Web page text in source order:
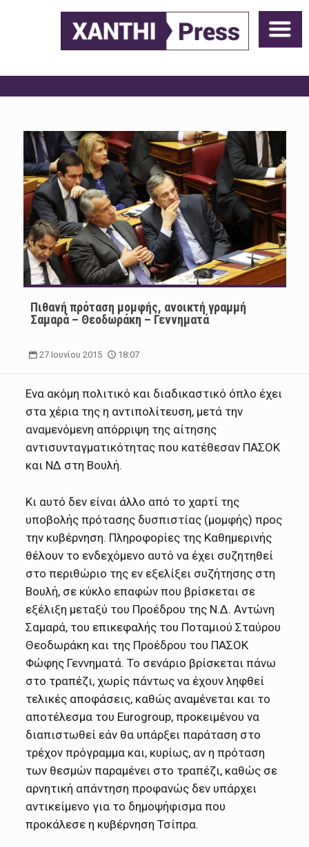
Πιθανή πρόταση μομφής, ανοικτή γραμμή
Σαμαρά – Θεοδωράκη – Γεννηματά
27 Ιουνίου 2015 18:07
Ενα ακόμη πολιτικό και διαδικαστικό όπλο έχει
στα χέρια της η αντιπολίτευση, μετά την
αναμενόμενη απόρριψη της αίτησης
αντισυνταγματικότητας που κατέθεσαν ΠΑΣΟΚ
και ΝΔ στη Βουλή.
Κι αυτό δεν είναι άλλο από το χαρτί της
υποβολής πρότασης δυσπιστίας (μομφής) προς
την κυβέρνηση. Πληροφορίες της Καθημερινής
θέλουν το ενδεχόμενο αυτό να έχει συζητηθεί
στο περιθώριο της εν εξελίξει συζήτησης στη
Βουλή, σε κύκλο επαφών που βρίσκεται σε
εξέλιξη μεταξύ του Προέδρου της Ν.Δ. Αντώνη
Σαμαρά, του επικεφαλής του Ποταμιού Σταύρου
Θεοδωράκη και της Προέδρου του ΠΑΣΟΚ
Φώφης Γεννηματά. Το σενάριο βρίσκεται πάνω
στο τραπέζι, χωρίς πάντως να έχουν ληφθεί
τελικές αποφάσεις, καθώς αναμένεται και το
αποτέλεσμα του Eurogroup, προκειμένου να
διαπιστωθεί εάν θα υπάρξει παράταση στο
τρέχον πρόγραμμα και, κυρίως, αν η πρόταση
των θεσμών παραμένει στο τραπέζι, καθώς σε
αρνητική απάντηση προφανώς δεν υπάρχει
αντικείμενο για το δημοψήφισμα που
προκάλεσε η κυβέρνηση Τσίπρα.